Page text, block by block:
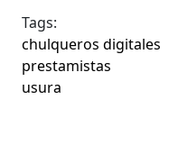
Tags:
chulqueros digitales
prestamistas
usura